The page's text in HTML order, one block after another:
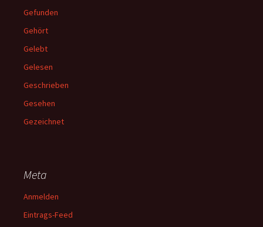
Gefunden
Gehört
Gelebt
Gelesen
Geschrieben
Gesehen
Gezeichnet
Meta
Anmelden
Eintrags-Feed